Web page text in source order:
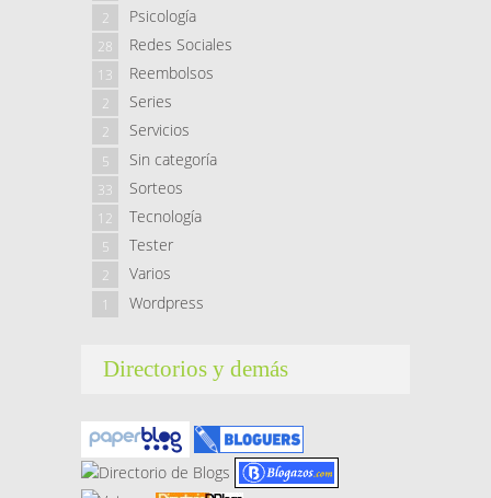
Psicología
2
Redes Sociales
28
Reembolsos
13
Series
2
Servicios
2
Sin categoría
5
Sorteos
33
Tecnología
12
Tester
5
Varios
2
Wordpress
1
Directorios y demás